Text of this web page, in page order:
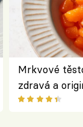
Mrkvové
zdravá a
klasiky